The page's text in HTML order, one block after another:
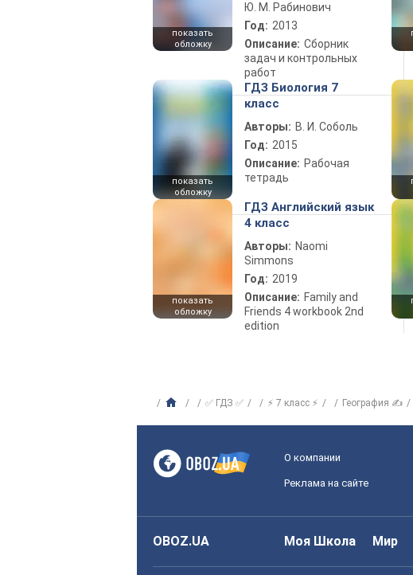
показать
обложку
Ю. М. Рабинович
Год: 2013
Описание: Сборник
задач и контрольных
работ
показать
обложку
ГДЗ Биология 7
класс
Авторы: В. И. Соболь
Год: 2015
Описание: Рабочая
тетрадь
показать
обложку
ГДЗ Английский язык
4 класс
Авторы: Naomi
Simmons
Год: 2019
Описание: Family and
Friends 4 workbook 2nd
edition
✅ ГДЗ ✅ ⚡ 7 класс ⚡ География ✍
О компании
Реклама на сайте
OBOZ.UA Моя Школа Мир